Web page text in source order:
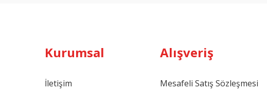
Kurumsal
İletişim
Alışveriş
Mesafeli Satış Sözleşmesi